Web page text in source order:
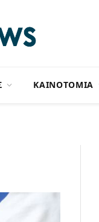
ΚΑΙΝΟΤΟΜΙΑ